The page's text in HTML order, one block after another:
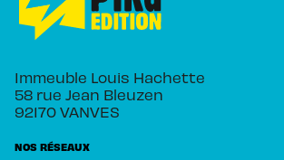
Immeuble Louis Hachette
58 rue Jean Bleuzen
92170 VANVES
NOS RÉSEAUX